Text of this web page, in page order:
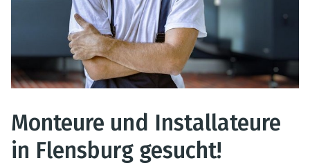
Monteure und Installateure
in Flensburg gesucht!